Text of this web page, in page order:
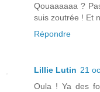
Qouaaaaaa ?
suis zoutrée ! Et
Répondre
Lillie Lutin 21
Oula ! Ya des